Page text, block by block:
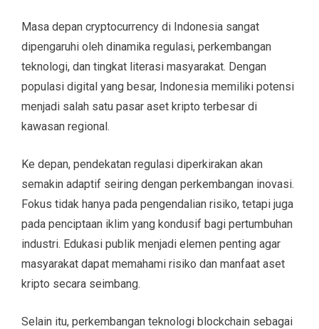
Masa depan cryptocurrency di Indonesia sangat
dipengaruhi oleh dinamika regulasi, perkembangan
teknologi, dan tingkat literasi masyarakat. Dengan
populasi digital yang besar, Indonesia memiliki potensi
menjadi salah satu pasar aset kripto terbesar di
kawasan regional.
Ke depan, pendekatan regulasi diperkirakan akan
semakin adaptif seiring dengan perkembangan inovasi.
Fokus tidak hanya pada pengendalian risiko, tetapi juga
pada penciptaan iklim yang kondusif bagi pertumbuhan
industri. Edukasi publik menjadi elemen penting agar
masyarakat dapat memahami risiko dan manfaat aset
kripto secara seimbang.
Selain itu, perkembangan teknologi blockchain sebagai